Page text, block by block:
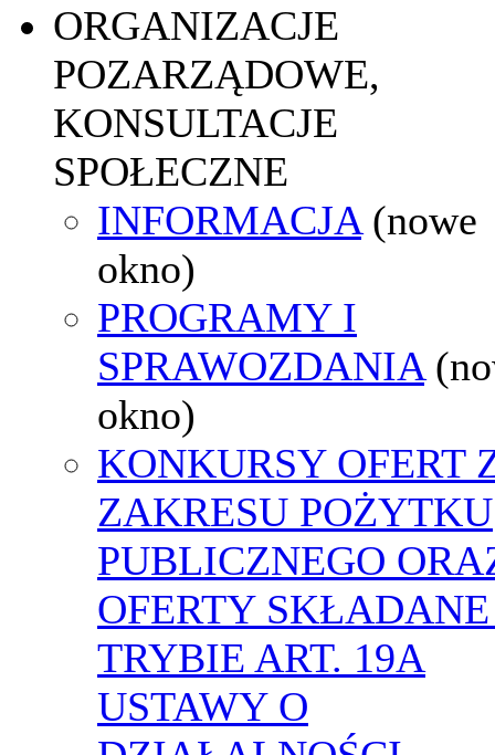
ORGANIZACJE
POZARZĄDOWE,
KONSULTACJE
SPOŁECZNE
INFORMACJA (nowe
okno)
PROGRAMY I
SPRAWOZDANIA
okno)
KONKURSY OFERT
ZAKRESU POŻYTKU
PUBLICZNEGO
OFERTY
TRYBIE ART. 19A
USTAWY O